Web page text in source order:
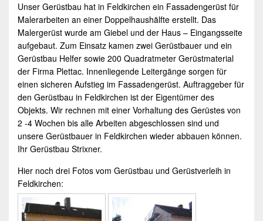
Unser Gerüstbau hat in Feldkirchen ein Fassadengerüst für
Malerarbeiten an einer Doppelhaushälfte erstellt. Das
Malergerüst wurde am Giebel und der Haus – Eingangsseite
aufgebaut. Zum Einsatz kamen zwei Gerüstbauer und ein
Gerüstbau Helfer sowie 200 Quadratmeter Gerüstmaterial
der Firma Plettac. Innenliegende Leitergänge sorgen für
einen sicheren Aufstieg im Fassadengerüst. Auftraggeber für
den Gerüstbau in Feldkirchen ist der Eigentümer des
Objekts. Wir rechnen mit einer Vorhaltung des Gerüstes von
2 -4 Wochen bis alle Arbeiten abgeschlossen sind und
unsere Gerüstbauer in Feldkirchen wieder abbauen können.
Ihr Gerüstbau Strixner.
Hier noch drei Fotos vom Gerüstbau und Gerüstverleih in
Feldkirchen: